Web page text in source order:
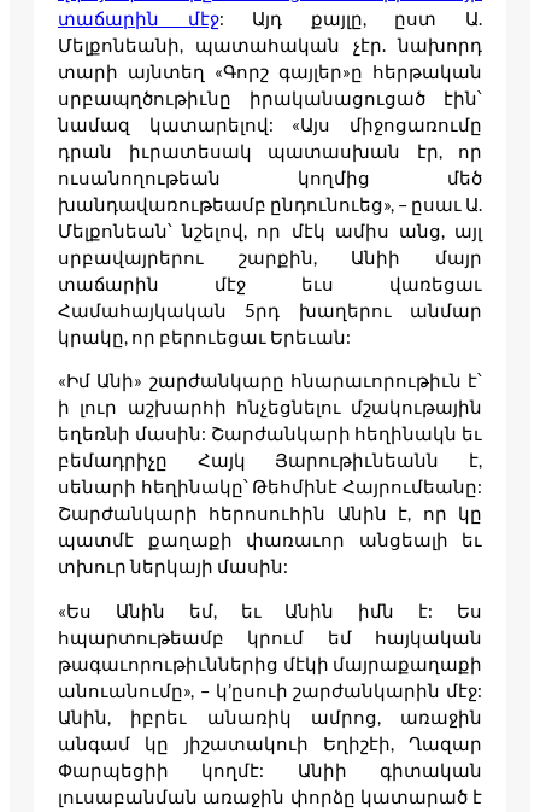
տաճարին մէջ: Այդ քայլը, ըստ Ա.
Մելքոնեանի, պատահական չէր. նախորդ
տարի այնտեղ «Գորշ գայլեր»ը հերթական
սրբապղծութիւնը իրականացուցած էին՝
նամազ կատարելով: «Այս միջոցառումը
դրան իւրատեսակ պատասխան էր, որ
ուսանողութեան կողմից մեծ
խանդավառութեամբ ընդունուեց», – ըսաւ Ա.
Մելքոնեան՝ նշելով, որ մէկ ամիս անց, այլ
սրբավայրերու շարքին, Անիի մայր
տաճարին մէջ եւս վառեցաւ
Համահայկական 5րդ խաղերու անմար
կրակը, որ բերուեցաւ Երեւան:
«Իմ Անի» շարժանկարը հնարաւորութիւն է՝
ի լուր աշխարհի հնչեցնելու մշակութային
եղեռնի մասին: Շարժանկարի հեղինակն եւ
բեմադրիչը Հայկ Յարութիւնեանն է,
սենարի հեղինակը՝ Թեհմինէ Հայրումեանը:
Շարժանկարի հերոսուհին Անին է, որ կը
պատմէ քաղաքի փառաւոր անցեալի եւ
տխուր ներկայի մասին:
«Ես Անին եմ, եւ Անին իմն է: Ես
հպարտութեամբ կրում եմ հայկական
թագաւորութիւններից մէկի մայրաքաղաքի
անուանումը», – կ’ըսուի շարժանկարին մէջ:
Անին, իբրեւ անառիկ ամրոց, առաջին
անգամ կը յիշատակուի Եղիշէի, Ղազար
Փարպեցիի կողմէ: Անիի գիտական
լուսաբանման առաջին փորձը կատարած է